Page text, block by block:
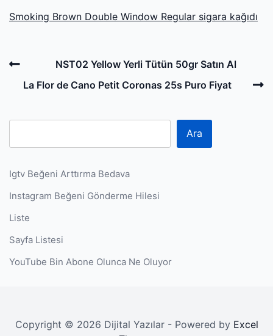
Smoking Brown Double Window Regular sigara kağıdı
Post
navigation
Previous
Post
NST02 Yellow Yerli Tütün 50gr Satın Al
La Flor de Cano Petit Coronas 25s Puro Fiyat
Ara
Igtv Beğeni Arttırma Bedava
Instagram Beğeni Gönderme Hilesi
Liste
Sayfa Listesi
YouTube Bin Abone Olunca Ne Oluyor
Copyright © 2026 Dijital Yazılar - Powered by Excel